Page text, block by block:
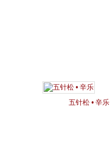
五针松 • 辛乐